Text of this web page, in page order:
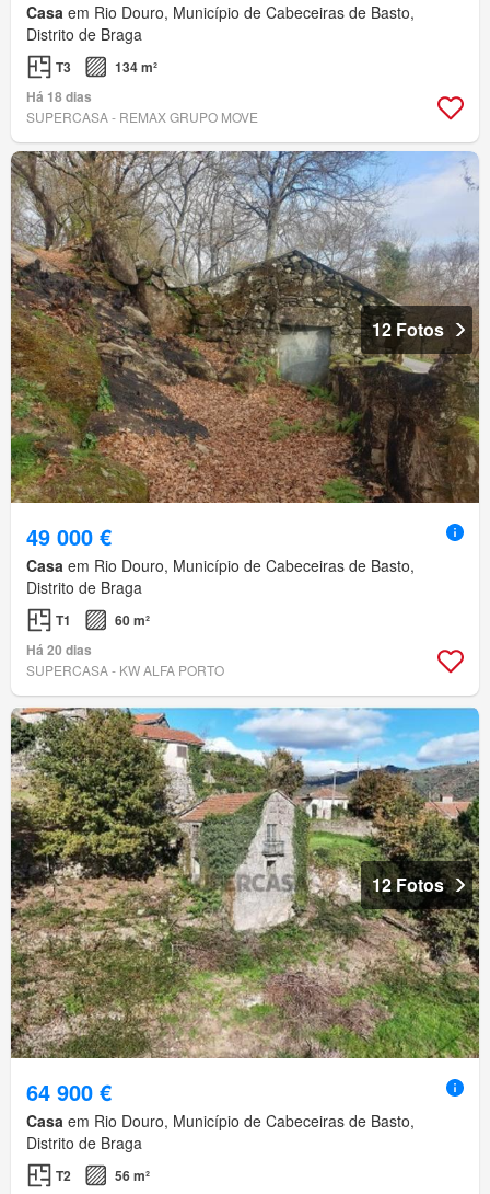
Casa em Rio Douro, Município de Cabeceiras de Basto,
Distrito de Braga
T3
134 m²
Há 18 dias
SUPERCASA - REMAX GRUPO MOVE
12 Fotos
49 000 €
Casa em Rio Douro, Município de Cabeceiras de Basto,
Distrito de Braga
T1
60 m²
Há 20 dias
SUPERCASA - KW ALFA PORTO
12 Fotos
64 900 €
Casa em Rio Douro, Município de Cabeceiras de Basto,
Distrito de Braga
T2
56 m²